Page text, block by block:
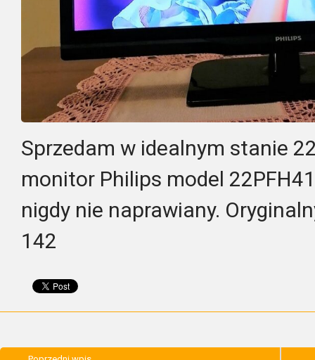
Sprzedam w idealnym stanie
monitor Philips model
nigdy nie naprawiany.
142